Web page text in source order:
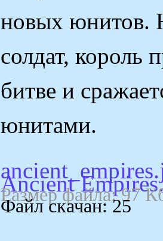
новых юнитов.
солдат, король
битве и
юнитами.
Ancient
Размер файла: 97
Файл скачан: 25